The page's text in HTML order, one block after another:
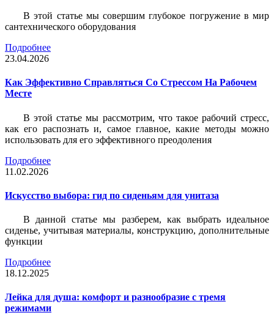
В этой статье мы совершим глубокое погружение в мир
сантехнического оборудования
Подробнее
23.04.2026
Как Эффективно Справляться Со Стрессом На Рабочем
Месте
В этой статье мы рассмотрим, что такое рабочий стресс,
как его распознать и, самое главное, какие методы можно
использовать для его эффективного преодоления
Подробнее
11.02.2026
Искусство выбора: гид по сиденьям для унитаза
В данной статье мы разберем, как выбрать идеальное
сиденье, учитывая материалы, конструкцию, дополнительные
функции
Подробнее
18.12.2025
Лейка для душа: комфорт и разнообразие с тремя
режимами